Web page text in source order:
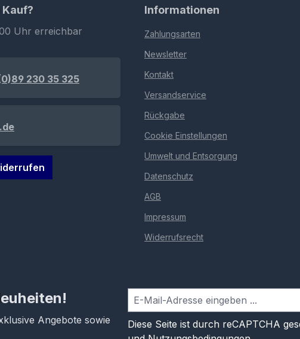
Uhr erreichbar
230 35 325
Informationen
Zahlungsarten
Newsletter
Kontakt
Versandservice
Rückgabe
Cookie Einstellungen
Umwelt und Entsorgung
Datenschutz
AGB
Impressum
Widerrufsrecht
Angebote sowie
Diese Seite ist durch reCAPTCHA